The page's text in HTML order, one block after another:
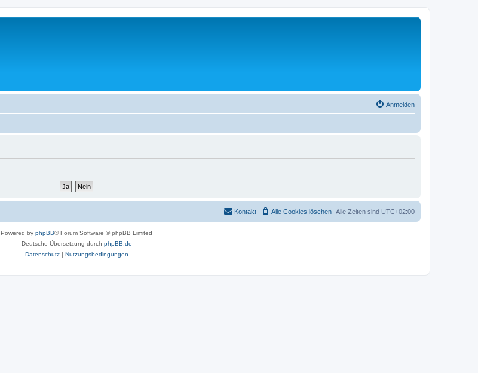
Anmelden
Alle Zeiten sind UTC+02:00
Alle Cookies löschen
Kontakt
Powered by phpBB® Forum Software © phpBB Limited
Deutsche Übersetzung durch phpBB.de
Datenschutz| Nutzungsbedingungen